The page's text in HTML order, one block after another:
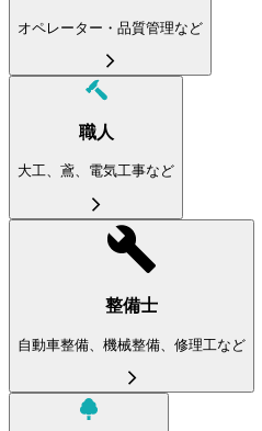
オペレーター・品質管理など
職人
大工、鳶、電気工事など
整備士
自動車整備、機械整備、修理工など